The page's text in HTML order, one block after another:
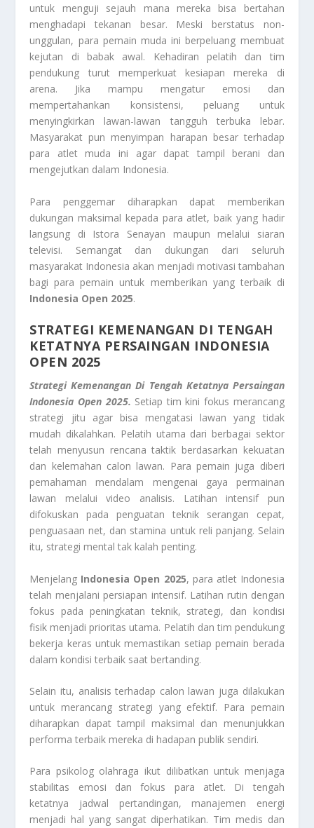
untuk menguji sejauh mana mereka bisa bertahan
menghadapi tekanan besar. Meski berstatus non-
unggulan, para pemain muda ini berpeluang membuat
kejutan di babak awal. Kehadiran pelatih dan tim
pendukung turut memperkuat kesiapan mereka di
arena. Jika mampu mengatur emosi dan
mempertahankan konsistensi, peluang untuk
menyingkirkan lawan-lawan tangguh terbuka lebar.
Masyarakat pun menyimpan harapan besar terhadap
para atlet muda ini agar dapat tampil berani dan
mengejutkan dalam Indonesia.
Para penggemar diharapkan dapat memberikan
dukungan maksimal kepada para atlet, baik yang hadir
langsung di Istora Senayan maupun melalui siaran
televisi. Semangat dan dukungan dari seluruh
masyarakat Indonesia akan menjadi motivasi tambahan
bagi para pemain untuk memberikan yang terbaik di
Indonesia Open 2025.
STRATEGI KEMENANGAN DI TENGAH
KETATNYA PERSAINGAN INDONESIA
OPEN 2025
Strategi Kemenangan Di Tengah Ketatnya Persaingan
Indonesia Open 2025. Setiap tim kini fokus merancang
strategi jitu agar bisa mengatasi lawan yang tidak
mudah dikalahkan. Pelatih utama dari berbagai sektor
telah menyusun rencana taktik berdasarkan kekuatan
dan kelemahan calon lawan. Para pemain juga diberi
pemahaman mendalam mengenai gaya permainan
lawan melalui video analisis. Latihan intensif pun
difokuskan pada penguatan teknik serangan cepat,
penguasaan net, dan stamina untuk reli panjang. Selain
itu, strategi mental tak kalah penting.
Menjelang Indonesia Open 2025, para atlet Indonesia
telah menjalani persiapan intensif. Latihan rutin dengan
fokus pada peningkatan teknik, strategi, dan kondisi
fisik menjadi prioritas utama. Pelatih dan tim pendukung
bekerja keras untuk memastikan setiap pemain berada
dalam kondisi terbaik saat bertanding.
Selain itu, analisis terhadap calon lawan juga dilakukan
untuk merancang strategi yang efektif. Para pemain
diharapkan dapat tampil maksimal dan menunjukkan
performa terbaik mereka di hadapan publik sendiri.
Para psikolog olahraga ikut dilibatkan untuk menjaga
stabilitas emosi dan fokus para atlet. Di tengah
ketatnya jadwal pertandingan, manajemen energi
menjadi hal yang sangat diperhatikan. Tim medis dan